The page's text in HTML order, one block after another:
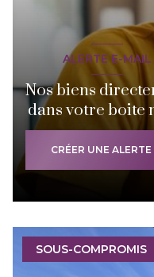
ALERTE E-MAIL
Nos biens
dans votre boite
CRÉER UNE
SOUS-COMPROMIS